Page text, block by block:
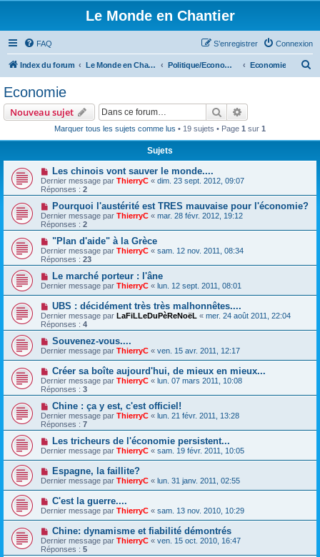
Le Monde en Chantier
FAQ Connexion
S’enregistrer
Index du forum Le Monde en Chantier Politique/Economie/Societé/Droits de l'homme Economie
Economie
Nouveau sujet Rechercher
Marquer tous les sujets comme lus • 19 sujets • Page 1 sur 1
Sujets
Les chinois vont sauver le monde....
Dernier message par ThierryC « dim. 23 sept. 2012, 09:07
Réponses : 2
Pourquoi l'austérité est TRES mauvaise pour l'économie?
Dernier message par ThierryC « mar. 28 févr. 2012, 19:12
Réponses : 2
"Plan d'aide" à la Grèce
Dernier message par ThierryC « sam. 12 nov. 2011, 08:34
Réponses : 23
Le marché porteur : l'âne
Dernier message par ThierryC « lun. 12 sept. 2011, 08:01
UBS : décidément très très malhonnêtes....
Dernier message par LaFiLLeDuPèReNoëL « mer. 24 août 2011, 22:04
Réponses : 4
Souvenez-vous....
Dernier message par ThierryC « ven. 15 avr. 2011, 12:17
Créer sa boîte aujourd'hui, de mieux en mieux...
Dernier message par ThierryC « lun. 07 mars 2011, 10:08
Réponses : 3
Chine : ça y est, c'est officiel!
Dernier message par ThierryC « lun. 21 févr. 2011, 13:28
Réponses : 7
Les tricheurs de l'économie persistent...
Dernier message par ThierryC « sam. 19 févr. 2011, 10:05
Espagne, la faillite?
Dernier message par ThierryC « lun. 31 janv. 2011, 02:55
C'est la guerre....
Dernier message par ThierryC « sam. 13 nov. 2010, 10:29
Chine: dynamisme et fiabilité démontrés
Dernier message par ThierryC « ven. 15 oct. 2010, 16:47
Réponses : 5